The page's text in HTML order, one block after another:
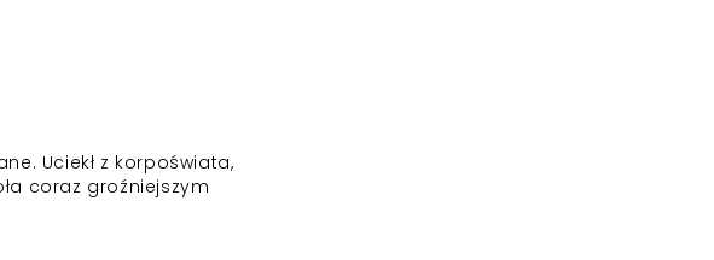
Uciekł z korpoświata,
coraz groźniejszym